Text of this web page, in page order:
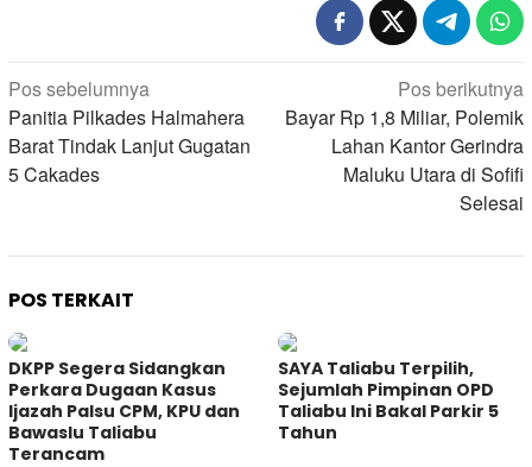
Navigasi
pos
Pos sebelumnya
Panitia Pilkades Halmahera
Barat Tindak Lanjut Gugatan
5 Cakades
Pos berikutnya
Bayar Rp 1,8 Miliar, Polemik
Lahan Kantor Gerindra
Maluku Utara di Sofifi
Selesai
POS TERKAIT
DKPP Segera Sidangkan
Perkara Dugaan Kasus
Ijazah Palsu CPM, KPU dan
Bawaslu Taliabu
Terancam
SAYA Taliabu Terpilih,
Sejumlah Pimpinan OPD
Taliabu Ini Bakal Parkir 5
Tahun